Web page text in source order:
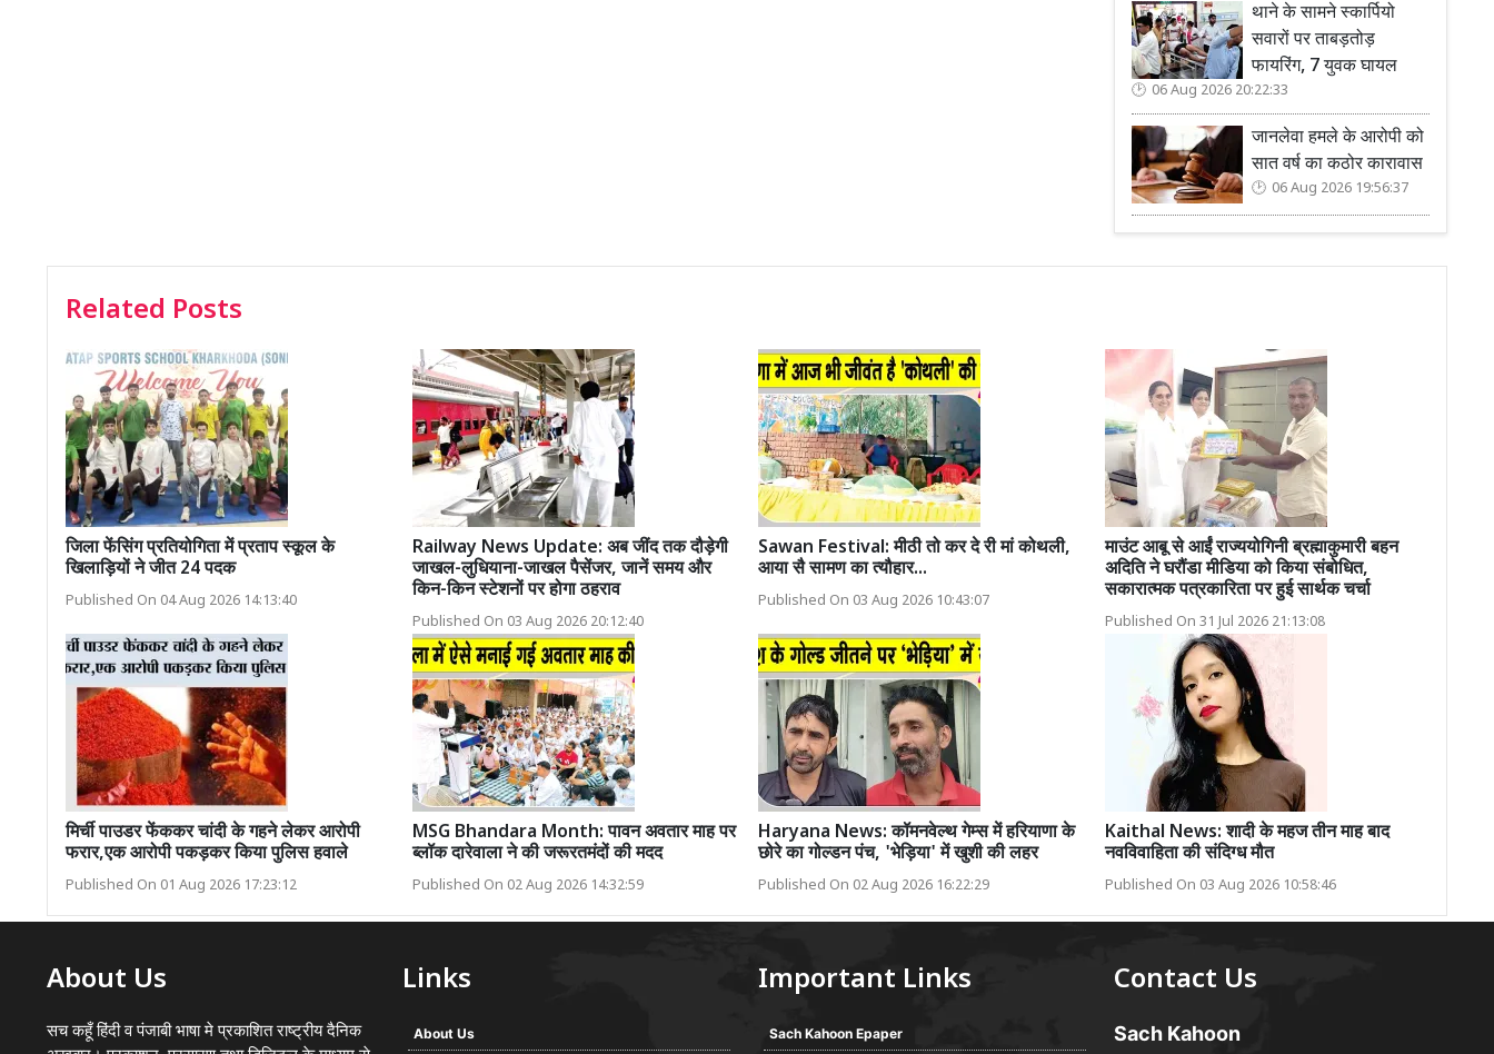
थाने के सामने स्कार्पियो
सवारों पर ताबड़तोड़
फायरिंग, 7 युवक घायल
06 Aug 2026 20:22:33
जानलेवा हमले के आरोपी को
सात वर्ष का कठोर कारावास
06 Aug 2026 19:56:37
Related Posts
जिला फेंसिंग प्रतियोगिता में प्रताप स्कूल के
खिलाड़ियों ने जीत 24 पदक
Published On 04 Aug 2026 14:13:40
Railway News Update: अब जींद तक दौड़ेगी
जाखल-लुधियाना-जाखल पैसेंजर, जानें समय और
किन-किन स्टेशनों पर होगा ठहराव
Published On 03 Aug 2026 20:12:40
Sawan Festival: मीठी तो कर दे री मां कोथली,
आया सै सामण का त्यौहार...
Published On 03 Aug 2026 10:43:07
माउंट आबू से आईं राज्ययोगिनी ब्रह्माकुमारी बहन
अदिति ने घरौंडा मीडिया को किया संबोधित,
सकारात्मक पत्रकारिता पर हुई सार्थक चर्चा
Published On 31 Jul 2026 21:13:08
मिर्ची पाउडर फेंककर चांदी के गहने लेकर आरोपी
फरार,एक आरोपी पकड़कर किया पुलिस हवाले
Published On 01 Aug 2026 17:23:12
MSG Bhandara Month: पावन अवतार माह पर
ब्लॉक दारेवाला ने की जरूरतमंदों की मदद
Published On 02 Aug 2026 14:32:59
Haryana News: कॉमनवेल्थ गेम्स में हरियाणा के
छोरे का गोल्डन पंच, 'भेड़िया' में खुशी की लहर
Published On 02 Aug 2026 16:22:29
Kaithal News: शादी के महज तीन माह बाद
नवविवाहिता की संदिग्ध मौत
Published On 03 Aug 2026 10:58:46
About Us
सच कहूँ हिंदी व पंजाबी भाषा मे प्रकाशित राष्ट्रीय दैनिक
Links
About Us
Important Links
Sach Kahoon Epaper
Contact Us
Sach Kahoon